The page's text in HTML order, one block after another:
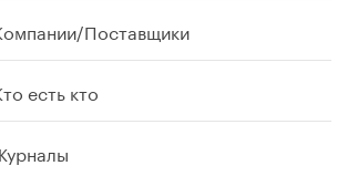
Поставщики
есть кто